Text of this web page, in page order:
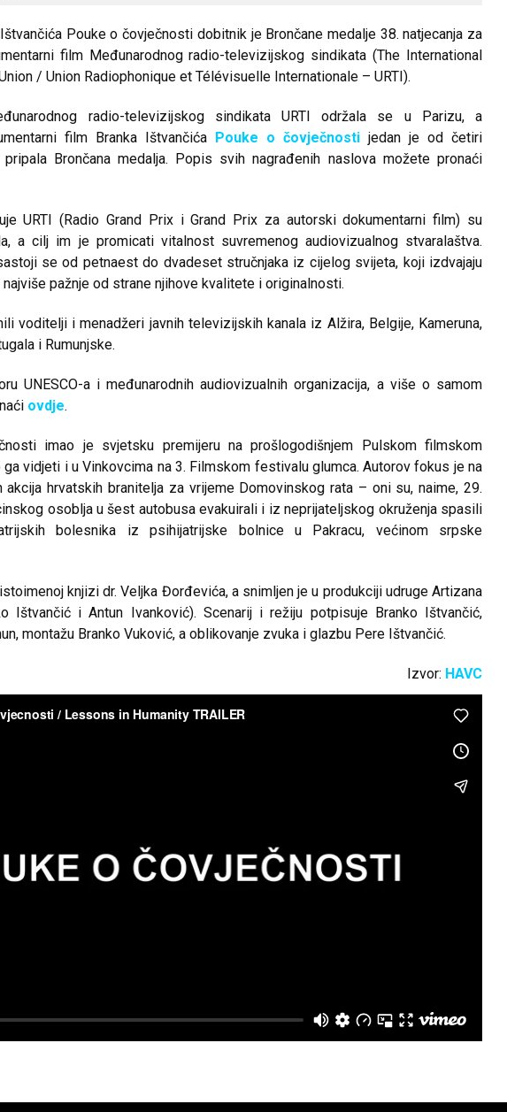
Pouke o čovječnosti dobitnik je Brončane medalje 38. natjecanja za
film Međunarodnog radio-televizijskog sindikata (The International
/ Union Radiophonique et Télévisuelle Internationale – URTI).
radio-televizijskog sindikata URTI održala se u Parizu, a
film Branka Ištvančića
Pouke o čovječnosti jedan je od četiri
Brončana medalja. Popis svih nagrađenih naslova možete pronaći
URTI (Radio Grand Prix i Grand Prix za autorski dokumentarni film) su
a cilj im je promicati vitalnost suvremenog audiovizualnog stvaralaštva.
se od petnaest do dvadeset stručnjaka iz cijelog svijeta, koji izdvajaju
pažnje od strane njihove kvalitete i originalnosti.
voditelji i menadžeri javnih televizijskih kanala iz Alžira, Belgije, Kameruna,
i Rumunjske.
UNESCO-a i međunarodnih audiovizualnih organizacija, a više o samom
ovdje.
imao je svjetsku premijeru na prošlogodišnjem Pulskom filmskom
vidjeti i u Vinkovcima na 3. Filmskom festivalu glumca. Autorov fokus je na
akcija hrvatskih branitelja za vrijeme Domovinskog rata – oni su, naime, 29.
osoblja u šest autobusa evakuirali i iz neprijateljskog okruženja spasili
bolesnika iz psihijatrijske bolnice u Pakracu, većinom srpske
knjizi dr. Veljka Đorđevića, a snimljen je u produkciji udruge Artizana
Ištvančić i Antun Ivanković). Scenarij i režiju potpisuje Branko Ištvančić,
montažu Branko Vuković, a oblikovanje zvuka i glazbu Pere Ištvančić.
Izvor: HAVC